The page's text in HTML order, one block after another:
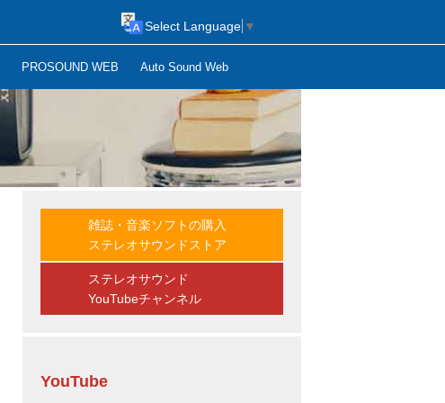
PROSOUND WEB Auto Sound Web
Select Language ▼
雑誌・音楽ソフトの購入
ステレオサウンドストア
ステレオサウンド
YouTubeチャンネル
YouTube